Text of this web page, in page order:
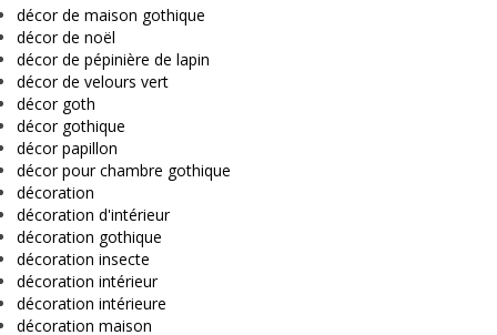
décor de maison gothique
décor de noël
décor de pépinière de lapin
décor de velours vert
décor goth
décor gothique
décor papillon
décor pour chambre gothique
décoration
décoration d'intérieur
décoration gothique
décoration insecte
décoration intérieur
décoration intérieure
décoration maison